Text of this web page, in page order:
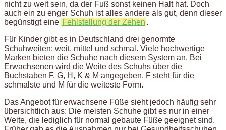
nicht zu weit sein, da der Fuß sonst keinen Halt hat. Doch
auch ein zu enger Schuh ist alles andere als gut, denn dieser
begünstigt eine Fehlstellung der Zehen .
Für Kinder gibt es in Deutschland drei genormte
Schuhweiten: weit, mittel und schmal. Viele hochwertige
Marken bieten die Schuhe nach diesem System an. Bei
Erwachsenen wird die Weite des Schuhs über die
Buchstaben F, G, H, K & M angegeben. F steht für die
schmalste und M für die weiteste Form.
Das Angebot für erwachsene Füße sieht jedoch häufig sehr
übersichtlich aus: Die meisten Schuhe gibt es nur in einer
Weite, die lediglich für normal gebaute Füße geeignet sind.